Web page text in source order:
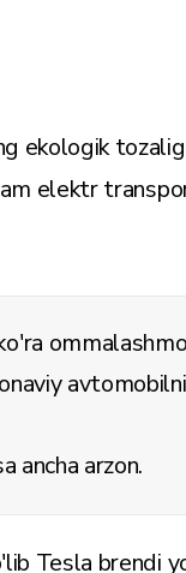
ekologik
elektr
ancha arzon.
Tesla brendi